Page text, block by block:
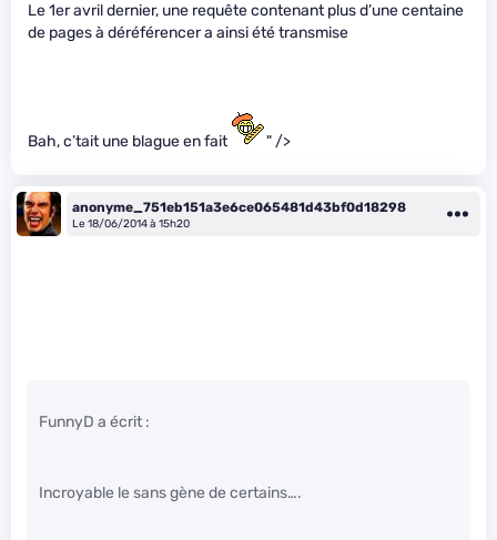
Le 1er avril dernier, une requête contenant plus d’une centaine
de pages à déréférencer a ainsi été transmise
Bah, c’tait une blague en fait " />
anonyme_751eb151a3e6ce065481d43bf0d18298
Le 18/06/2014 à 15h20
FunnyD a écrit :
Incroyable le sans gène de certains….